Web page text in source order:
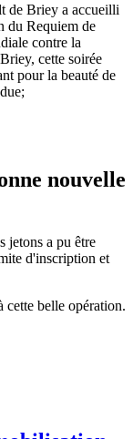
de Briey a accueilli
du Requiem de
contre la
cette soirée
pour la beauté de
nouvelle
jetons a pu être
d'inscription et
cette belle opération.